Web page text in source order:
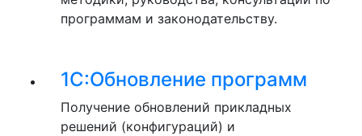
программам и законодательству.
1С:Обновление программ
Получение обновлений прикладных
решений (конфигураций) и